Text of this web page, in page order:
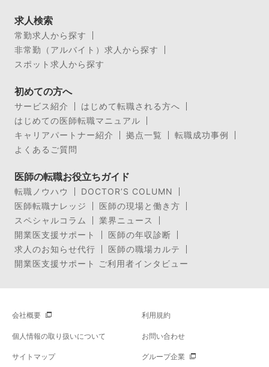
求人検索
常勤求人から探す
非常勤（アルバイト）求人から探す
スポット求人から探す
初めての方へ
サービス紹介
はじめて転職される方へ
はじめての医師転職マニュアル
キャリアパートナー紹介
拠点一覧
転職成功事例
よくあるご質問
医師の転職お役立ちガイド
転職ノウハウ
DOCTOR’S COLUMN
医師転職ナレッジ
医師の現場と働き方
スペシャルコラム
業界ニュース
開業医支援サポート
医師の年収診断
求人のお知らせ代行
医師の職場カルテ
開業医支援サポート ご利用者インタビュー
会社概要 利用規約
個人情報の取り扱いについて お問い合わせ
サイトマップ グループ企業